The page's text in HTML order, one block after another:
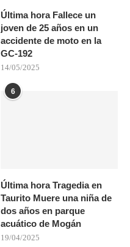
Última hora Fallece un
joven de 25 años en un
accidente de moto en la
GC-192
14/05/2025
6
Última hora Tragedia en
Taurito Muere una niña de
dos años en parque
acuático de Mogán
19/04/2025